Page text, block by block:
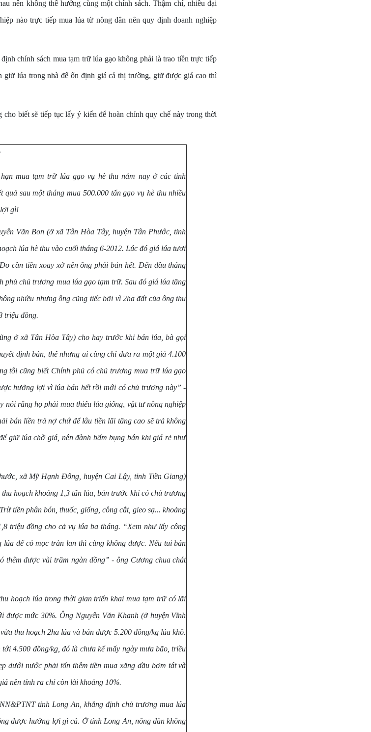
nên không thể hưởng cùng một chính sách. Thậm chí, nhiều đại
nào trực tiếp mua lúa từ nông dân nên quy định doanh nghiệp
chính sách mua tạm trữ lúa gạo không phải là trao tiền trực tiếp
giữ lúa trong nhà để ổn định giá cả thị trường, giữ được giá cao thì
biết sẽ tiếp tục lấy ý kiến để hoàn chỉnh quy chế này trong thời
mua tạm trữ lúa gạo vụ hè thu năm nay ở các tỉnh
quả sau một tháng mua 500.000 tấn gạo vụ hè thu nhiều
lợi gì!
Văn Bon (ở xã Tân Hòa Tây, huyện Tân Phước, tỉnh
lúa hè thu vào cuối tháng 6-2012. Lúc đó giá lúa tươi
cần tiền xoay xở nên ông phải bán hết. Đến đầu tháng
phủ chủ trương mua lúa gạo tạm trữ. Sau đó giá lúa tăng
nhiều nhưng ông cũng tiếc bởi vì 2ha đất của ông thu
triệu đồng.
ở xã Tân Hòa Tây) cho hay trước khi bán lúa, bà gọi
định bán, thế nhưng ai cũng chỉ đưa ra một giá 4.100
tôi cũng biết Chính phủ có chủ trương mua trữ lúa gạo
hưởng lợi vì lúa bán hết rồi mới có chủ trương này” -
nói rằng họ phải mua thiếu lúa giống, vật tư nông nghiệp
bán liền trả nợ chứ để lâu tiền lãi tăng cao sẽ trả không
giữ lúa chờ giá, nên đành bấm bụng bán khi giá rẻ như
xã Mỹ Hạnh Đông, huyện Cai Lậy, tỉnh Tiền Giang)
hoạch khoảng 1,3 tấn lúa, bán trước khi có chủ trương
tiền phân bón, thuốc, giống, công cắt, gieo sạ... khoảng
triệu đồng cho cả vụ lúa ba tháng. “Xem như lấy công
để cỏ mọc tràn lan thì cũng không được. Nếu tui bán
thêm được vài trăm ngàn đồng” - ông Cương chua chát
hoạch lúa trong thời gian triển khai mua tạm trữ có lãi
được mức 30%. Ông Nguyễn Văn Khanh (ở huyện Vĩnh
thu hoạch 2ha lúa và bán được 5.200 đồng/kg lúa khô.
4.500 đồng/kg, đó là chưa kể mấy ngày mưa bão, triều
dưới nước phải tốn thêm tiền mua xăng dầu bơm tát và
nên tính ra chỉ còn lãi khoảng 10%.
tỉnh Long An, khẳng định chủ trương mua lúa
được hưởng lợi gì cả. Ở tỉnh Long An, nông dân không